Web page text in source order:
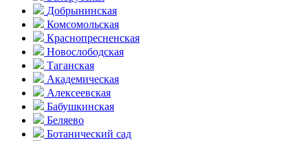
Добрынинская
Комсо­мольская
Краснопресненская
Новослободская
Таганская
Академическая
Алексеевская
Бабушкинская
Беляево
Ботанический сад